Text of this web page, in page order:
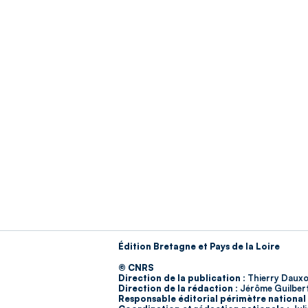
Édition Bretagne et Pays de la Loire
© CNRS
Direction de la publication : Thierry
Direction de la rédaction : Jérôme
Responsable éditorial périmètre national